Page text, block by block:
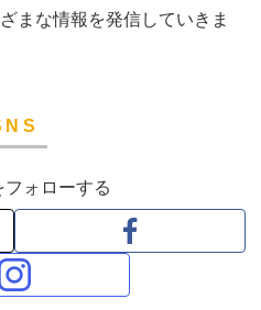
まな情報を発信していきま
フォローする